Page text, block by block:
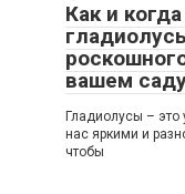
Как и
вашем
Гладиолусы –
нас яркими и
чтобы